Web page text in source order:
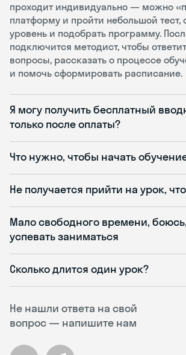
Не нашли ответа на свой
вопрос — напишите нам
проходит индивидуально — можно
платформу и пройти небольшой тест,
уровень и подобрать программу.
подключится методист, чтобы
вопросы, рассказать о процессе
и помочь сформировать расписание.
Я могу получить бесплатный
только после оплаты?
Что нужно, чтобы начать
Не получается прийти на урок,
Мало свободного времени,
успевать заниматься
Сколько длится один урок?